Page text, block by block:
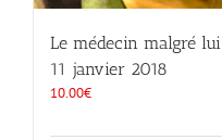
Le médecin malgré lui
11 janvier 2018
10.00€